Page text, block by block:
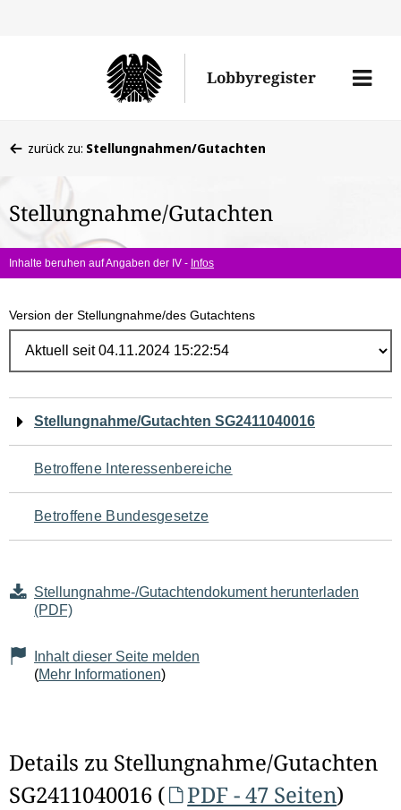
Lobbyregister
Menü
befinden
hier:
zurück zu: Stellungnahmen/Gutachten
Stellungnahme/Gutachten
Inhalte beruhen auf Angaben der IV - Infos
Version der Stellungnahme/des Gutachtens
Navigation
für
den
Seiteninhalt
Stellungnahme/Gutachten SG2411040016
Betroffene Interessenbereiche
Betroffene Bundesgesetze
Stellungnahme-/Gutachtendokument herunterladen
(PDF)
Inhalt dieser Seite melden
(Mehr Informationen)
Details zu Stellungnahme/Gutachten
SG2411040016 (
PDF - 47 Seiten)